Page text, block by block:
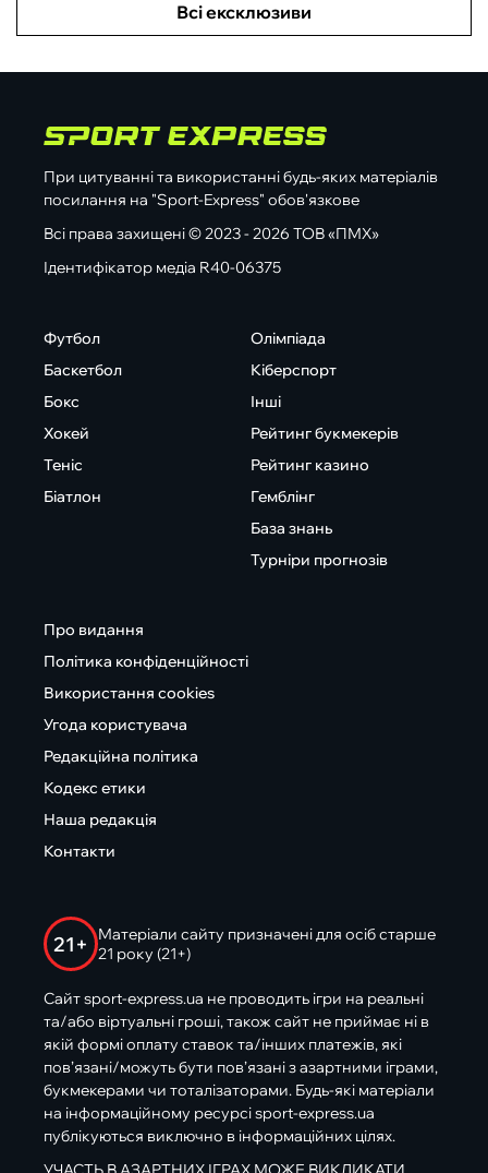
Всі ексклюзиви
При цитуванні та використанні будь-яких матеріалів
посилання на "Sport-Express" обов'язкове
Всі права захищені © 2023 - 2026 ТОВ «ПМХ»
Ідентифікатор медіа R40-06375
Футбол
Баскетбол
Бокс
Хокей
Теніс
Біатлон
Олімпіада
Кіберспорт
Інші
Рейтинг букмекерів
Рейтинг казино
Гемблінг
База знань
Турніри прогнозів
Про видання
Політика конфіденційності
Використання cookies
Угода користувача
Редакційна політика
Кодекс етики
Наша редакція
Контакти
21+
Матеріали сайту призначені для осіб старше
21 року (21+)
Сайт sport-express.ua не проводить ігри на реальні
та/або віртуальні гроші, також сайт не приймає ні в
якій формі оплату ставок та/інших платежів, які
пов’язані/можуть бути пов’язані з азартними іграми,
букмекерами чи тоталізаторами. Будь-які матеріали
на інформаційному ресурсі sport-express.ua
публікуються виключно в інформаційних цілях.